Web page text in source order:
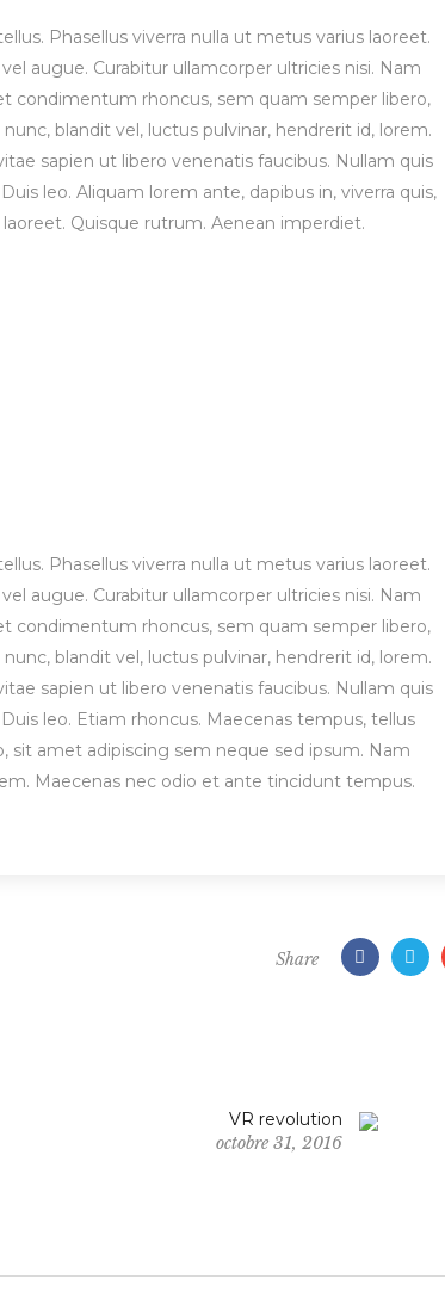
Phasellus viverra nulla ut metus varius laoreet.
augue. Curabitur ullamcorper ultricies nisi. Nam
condimentum rhoncus, sem quam semper libero,
blandit vel, luctus pulvinar, hendrerit id, lorem.
sapien ut libero venenatis faucibus. Nullam quis
leo. Aliquam lorem ante, dapibus in, viverra quis,
Quisque rutrum. Aenean imperdiet.
Phasellus viverra nulla ut metus varius laoreet.
augue. Curabitur ullamcorper ultricies nisi. Nam
condimentum rhoncus, sem quam semper libero,
blandit vel, luctus pulvinar, hendrerit id, lorem.
sapien ut libero venenatis faucibus. Nullam quis
leo. Etiam rhoncus. Maecenas tempus, tellus
amet adipiscing sem neque sed ipsum. Nam
Maecenas nec odio et ante tincidunt tempus.
Share
VR revolution
octobre 31, 2016